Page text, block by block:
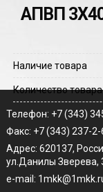
АПВП
Наличие товара
Количество товара
Телефон: +7 (343)
Факс: +7 (343) 237-2-
Адрес: 620137,
ул.Данилы Зверева,
e-mail: